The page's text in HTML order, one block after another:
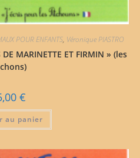
POUR ENFANTS, Véronique PIASTRO
MARINETTE ET FIRMIN » (les
€
au panier